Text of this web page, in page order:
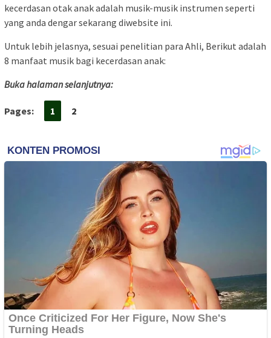
kecerdasan otak anak adalah musik-musik instrumen seperti
yang anda dengar sekarang diwebsite ini.
Untuk lebih jelasnya, sesuai penelitian para Ahli, Berikut adalah
8 manfaat musik bagi kecerdasan anak:
Buka halaman selanjutnya:
Pages: 1 2